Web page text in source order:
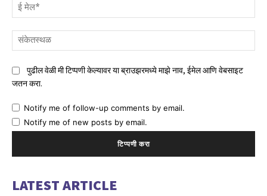
पुढील वेळी मी टिप्पणी केल्यावर या ब्राउझरमध्ये माझे नाव, ईमेल आणि वेबसाइट
जतन करा.
Notify me of follow-up comments by email.
Notify me of new posts by email.
LATEST ARTICLE